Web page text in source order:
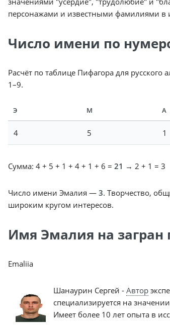
персонажами и известными фамилиями в
Число имени по
Расчёт по таблице Пифагора для
1–9.
Э М А
4 5 1
Сумма: 4 + 5 + 1 + 4 + 1 + 6 = 21 → 2 + 1 = 3
Число имени Эмалия — 3. Творчество,
широким кругом интересов.
Имя Эмалия на загран
Emaliia
Шанаурин Сергей - Автор
специализируется на
Имеет более 10 лет опыта в